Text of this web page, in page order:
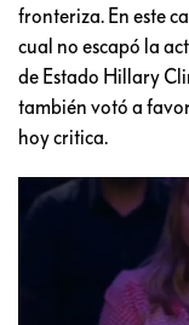
fronteriza. En este
cual no escapó la
de Estado Hillary
también votó a
hoy critica.